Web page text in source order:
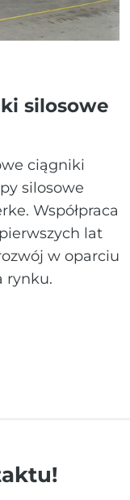
silosowe
ciągniki
silosowe
Współpraca
lat
w oparciu
rynku.